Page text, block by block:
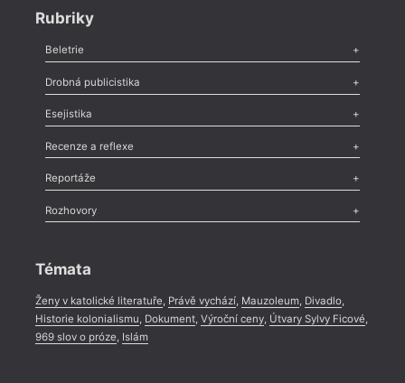
Rubriky
Beletrie
Poezie,Próza,Dokumenty
Drobná publicistika
Odlesk
Nekrolog,Glosa,Sloupek,Pozvánka,Literární soutěž,
Esejistika
Esej , Pádlo,Úvaha
Recenze a reflexe
Recenze
Méně slov o próze,Celá rubrika
Reportáže
Literární zítřky
Celá rubrika
Rozhovory
Témata
Ženy v katolické literatuře, Právě vychází, Mauzoleum, Divadlo,
Historie kolonialismu, Dokument, Výroční ceny, Útvary Sylvy Ficové,
969 slov o próze, Islám